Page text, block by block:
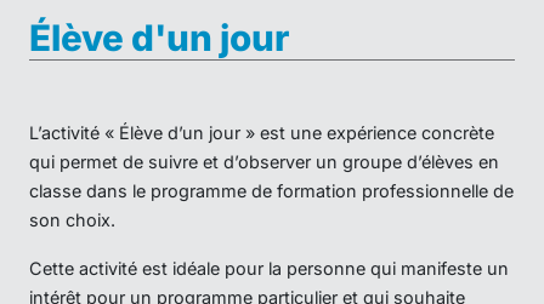
Élève d'un jour
L’activité « Élève d’un jour » est une expérience concrète
qui permet de suivre et d’observer un groupe d’élèves en
classe dans le programme de formation professionnelle de
son choix.
Cette activité est idéale pour la personne qui manifeste un
intérêt pour un programme particulier et qui souhaite